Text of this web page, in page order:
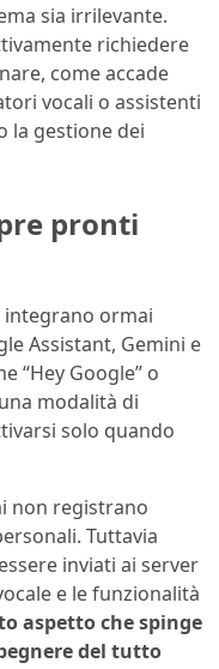
sia irrilevante.
richiedere
come accade
vocali o assistenti
la gestione dei
pronti
integrano ormai
Assistant, Gemini e
“Hey Google” o
modalità di
solo quando
non registrano
Tuttavia
inviati ai server
e le funzionalità
aspetto che spinge
del tutto